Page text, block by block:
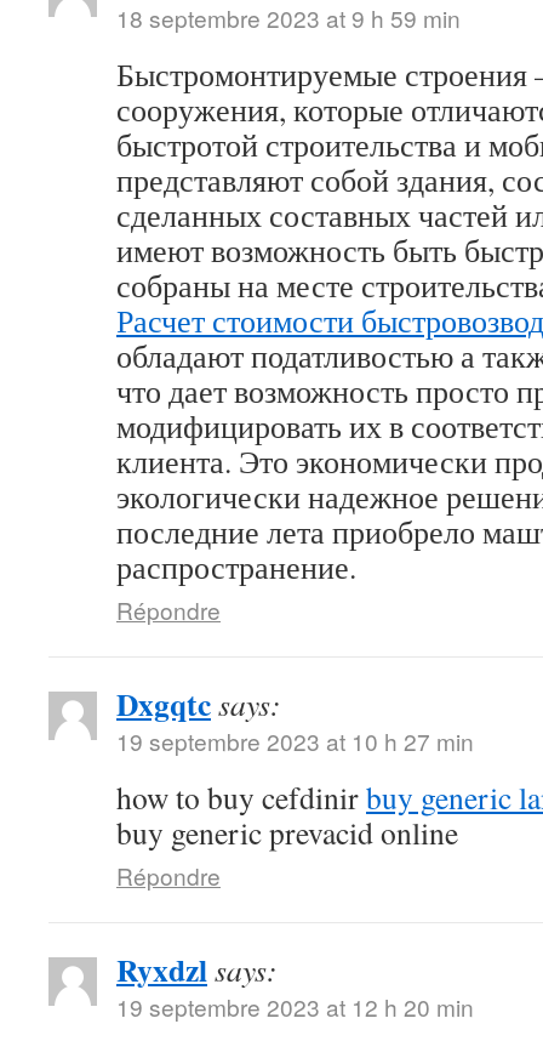
18 septembre 2023 at 9 h 59 min
Быстромонтируемые строения
сооружения, которые
быстротой строительства и
представляют собой здания,
сделанных составных частей
имеют возможность быть
собраны на месте
Расчет стоимости
обладают податливостью а
что дает возможность просто
модифицировать их в
клиента. Это экономически
экологически надежное
последние лета приобрело
распространение.
Répondre
Dxgqtcsays:
19 septembre 2023 at 10 h 27 min
how to buy cefdinirbuy generic
buy generic prevacid online
Répondre
Ryxdzlsays:
19 septembre 2023 at 12 h 20 min